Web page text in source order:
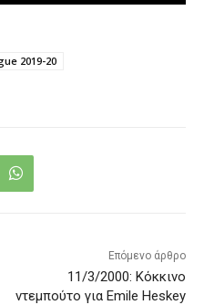
2019-20
Επόμενο άρθρο
11/3/2000: Κόκκινο
ντεμπούτο για Emile Heskey